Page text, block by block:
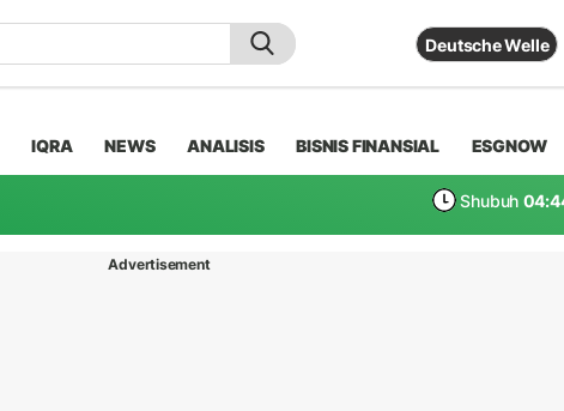
Deutsche Welle
IQRA NEWS ANALISIS BISNIS FINANSIAL ESGNOW
Shubuh
Advertisement